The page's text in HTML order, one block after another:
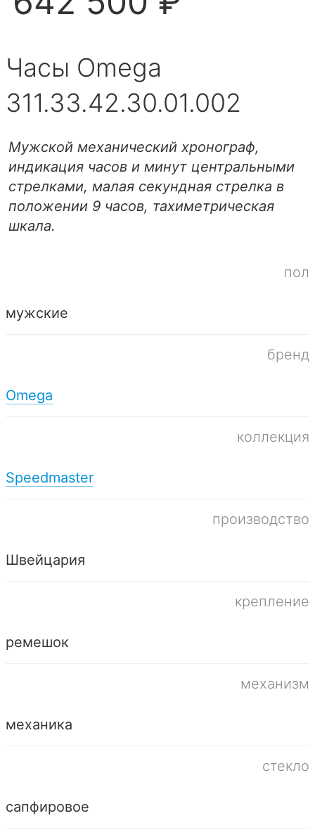
Часы Omega
311.33.42.30.01.002
Мужской механический хронограф,
индикация часов и минут центральными
стрелками, малая секундная стрелка в
положении 9 часов, тахиметрическая
шкала.
пол
мужские
бренд
Omega
коллекция
Speedmaster
производство
Швейцария
крепление
ремешок
механизм
механика
стекло
сапфировое